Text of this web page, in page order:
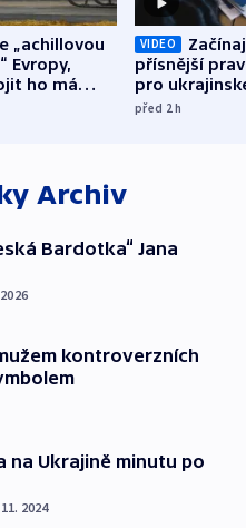
„achillovou
Evropy,
ho má
VIDEO
přísnější
pro
uprchlíky
před 2h
Archiv
Bardotka“ Jana
kontroverzních
na Ukrajině minutu po
2024